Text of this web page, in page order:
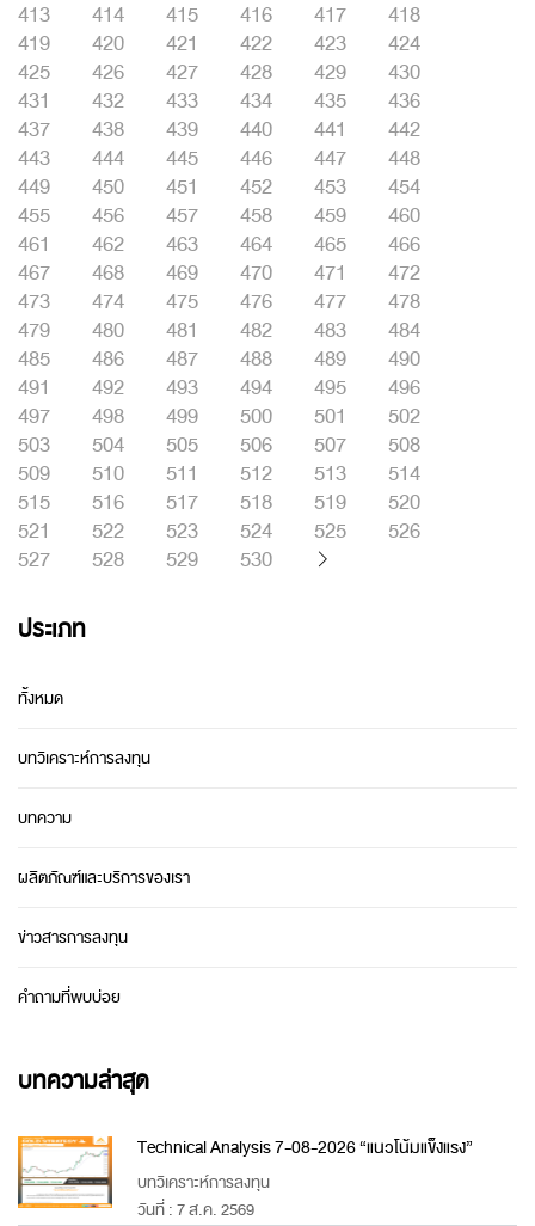
413
414 415 416 417
418
419
420 421 422 423
424
425
426 427 428 429
430
431
432 433 434 435
436
437
438 439 440 441
442
443
444 445 446 447
448
449
450 451 452 453
454
455
456 457 458 459
460
461
462 463 464 465
466
467
468 469 470 471
472
473
474 475 476 477
478
479
480 481 482 483
484
485
486 487 488 489
490
491
492 493 494 495
496
497
498 499 500 501
502
503
504 505 506 507
508
509
510 511 512 513
514
515
516 517 518 519
520
521
522 523 524 525
526
527
528 529 530
ประเภท
ทั้งหมด
บทวิเคราะห์การลงทุน
บทความ
ผลิตภัณฑ์และบริการของเรา
ข่าวสารการลงทุน
คำถามที่พบบ่อย
บทความล่าสุด
Technical Analysis 7-08-2026 “แนวโน้มแข็งแรง”
บทวิเคราะห์การลงทุน
วันที่ : 7 ส.ค. 2569